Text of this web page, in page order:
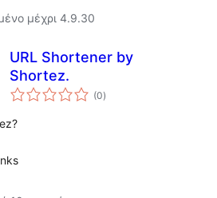
μέχρι 4.9.30
URL Shortener by
Shortez.
(0αξιολογήσεις
σύνολο
)